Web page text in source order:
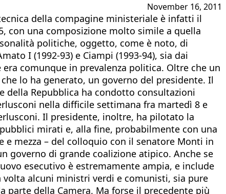
November 16, 2011
della compagine ministeriale è infatti il
con una composizione molto simile a quella
politiche, oggetto, come è noto, di
I (1992-93) e Ciampi (1993-94), sia dai
comunque in prevalenza politica. Oltre che un
lo ha generato, un governo del presidente. Il
Repubblica ha condotto consultazioni
nella difficile settimana fra martedì 8 e
Il presidente, inoltre, ha pilotato la
mirati e, alla fine, probabilmente con una
e mezza – del colloquio con il senatore Monti in
governo di grande coalizione atipico. Anche se
esecutivo è estremamente ampia, e include
alcuni ministri verdi e comunisti, sia pure
parte della Camera. Ma forse il precedente più